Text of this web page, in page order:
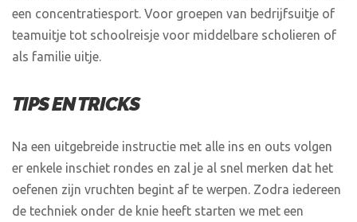
een concentratiesport. Voor groepen van bedrijfsuitje of
teamuitje tot schoolreisje voor middelbare scholieren of
als familie uitje.
TIPS EN TRICKS
Na een uitgebreide instructie met alle ins en outs volgen
er enkele inschiet rondes en zal je al snel merken dat het
oefenen zijn vruchten begint af te werpen. Zodra iedereen
de techniek onder de knie heeft starten we met een